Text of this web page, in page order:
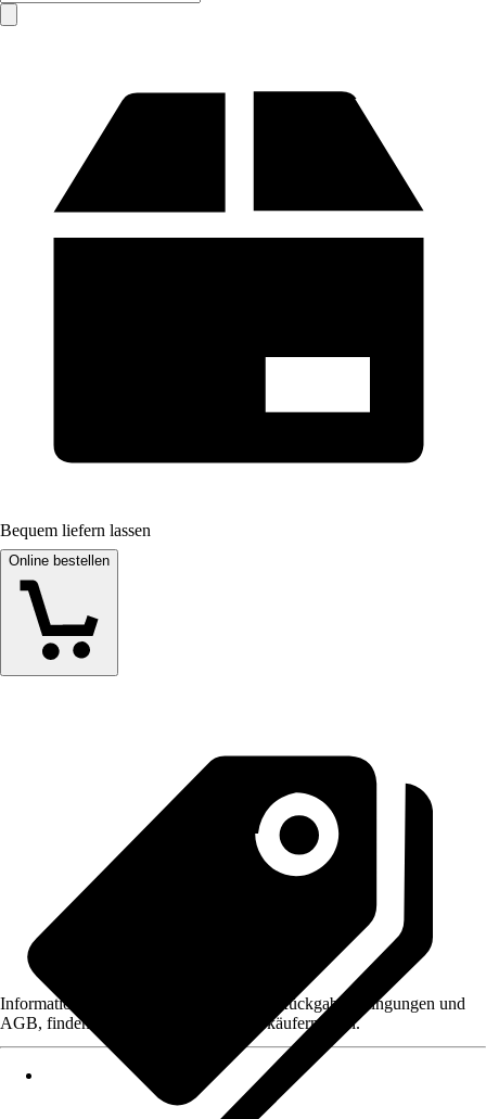
Bequem liefern lassen
Online bestellen
Informationen des Verkäufers, wie z. B. Rückgabebedingungen und
AGB, finden Sie bei Klick auf den Verkäufernamen.